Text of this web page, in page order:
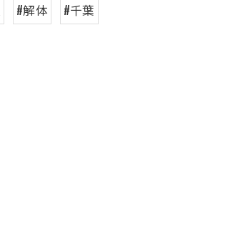
#解体 #千葉